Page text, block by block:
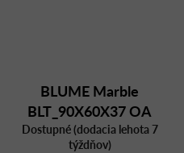
BLUME Marble
BLT_90X60X37 OA
MBR
Dostupné (dodacia lehota 7
týždňov)